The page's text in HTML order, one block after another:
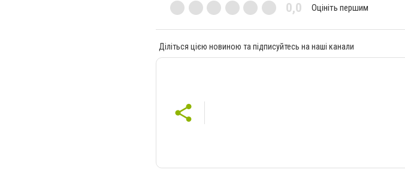
0,0 Оцініть першим
Діліться цією новиною та підписуйтесь на наші канали